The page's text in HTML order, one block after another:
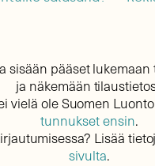
sisään pääset
ja näkemään
vielä ole Suomen
tunnukset ensin.
Lisää
sivulta.